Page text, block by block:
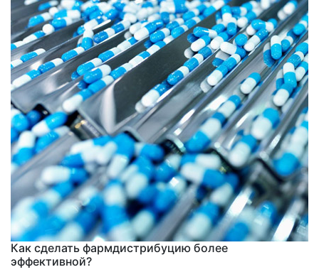
Как сделать фармдистрибуцию более
эффективной?